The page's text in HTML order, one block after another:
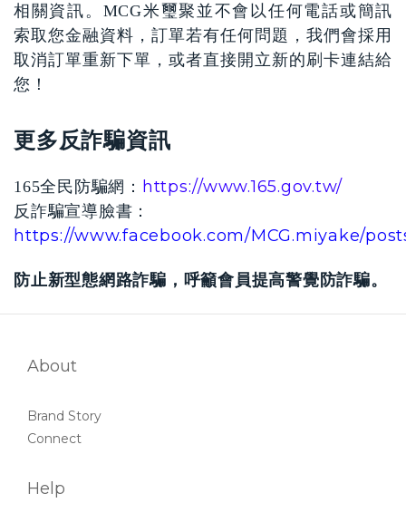
相關資訊。MCG米璽聚並不會以任何電話或簡訊
索取您金融資料，訂單若有任何問題，我們會採用
取消訂單重新下單，或者直接開立新的刷卡連結給
您！
更多反詐騙資訊
165全民防騙網： https://www.165.gov.tw/
反詐騙宣導臉書：
https://www.facebook.com/MCG.miyake/
防止新型態網路詐騙，呼籲會員提高警覺防詐騙。
About
Brand Story
Connect
Help